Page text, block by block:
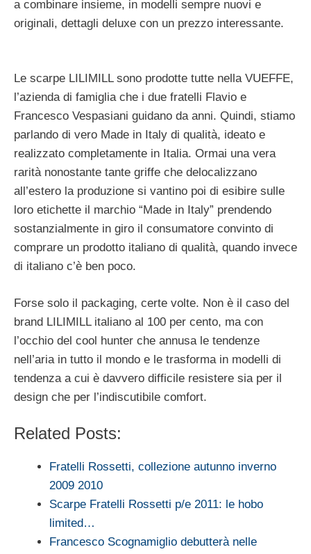
a combinare insieme, in modelli sempre nuovi e
originali, dettagli deluxe con un prezzo interessante.
Le scarpe LILIMILL sono prodotte tutte nella VUEFFE,
l’azienda di famiglia che i due fratelli Flavio e
Francesco Vespasiani guidano da anni. Quindi, stiamo
parlando di vero Made in Italy di qualità, ideato e
realizzato completamente in Italia. Ormai una vera
rarità nonostante tante griffe che delocalizzano
all’estero la produzione si vantino poi di esibire sulle
loro etichette il marchio “Made in Italy” prendendo
sostanzialmente in giro il consumatore convinto di
comprare un prodotto italiano di qualità, quando invece
di italiano c’è ben poco.
Forse solo il packaging, certe volte. Non è il caso del
brand LILIMILL italiano al 100 per cento, ma con
l’occhio del cool hunter che annusa le tendenze
nell’aria in tutto il mondo e le trasforma in modelli di
tendenza a cui è davvero difficile resistere sia per il
design che per l’indiscutibile comfort.
Related Posts:
Fratelli Rossetti, collezione autunno inverno
2009 2010
Scarpe Fratelli Rossetti p/e 2011: le hobo
limited…
Francesco Scognamiglio debutterà nelle